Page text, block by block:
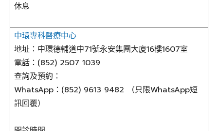
休息
中環專科醫療中心
地址：中環德輔道中71號永安集團大廈16樓1607室
電話：(852) 2507 1039
查詢及預約：
WhatsApp：(852) 9613 9482 （只限WhatsApp短
訊回覆）